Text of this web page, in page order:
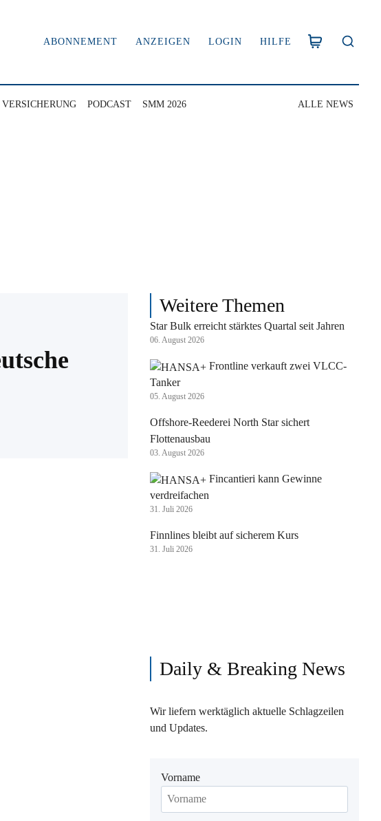
ABONNEMENT ANZEIGEN LOGIN HILFE
VERSICHERUNG PODCAST SMM 2026 ALLE NEWS
Weitere Themen
Star Bulk erreicht stärktes Quartal seit Jahren
06. August 2026
Frontline verkauft zwei VLCC-
Tanker
05. August 2026
Offshore-Reederei North Star sichert
Flottenausbau
03. August 2026
Fincantieri kann Gewinne
verdreifachen
31. Juli 2026
Finnlines bleibt auf sicherem Kurs
31. Juli 2026
Daily & Breaking News
Wir liefern werktäglich aktuelle Schlagzeilen
und Updates.
Vorname